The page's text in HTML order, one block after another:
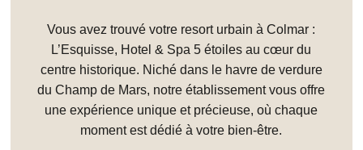
Vous avez trouvé votre resort urbain à Colmar :
L’Esquisse, Hotel & Spa 5 étoiles au cœur du
centre historique. Niché dans le havre de verdure
du Champ de Mars, notre établissement vous offre
une expérience unique et précieuse, où chaque
moment est dédié à votre bien-être.